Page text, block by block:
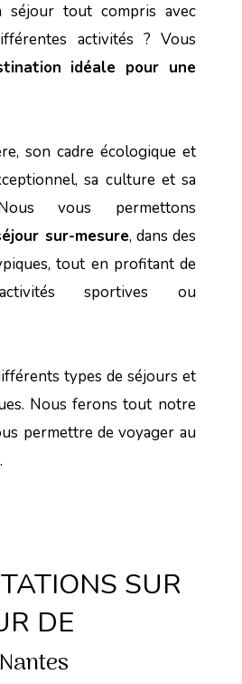
séjour tout compris avec
activités ? Vous
idéale pour une
son cadre écologique et
sa culture et sa
vous permettons
sur-mesure, dans des
tout en profitant de
sportives ou
types de séjours et
Nous ferons tout notre
permettre de voyager au
SUR
DE